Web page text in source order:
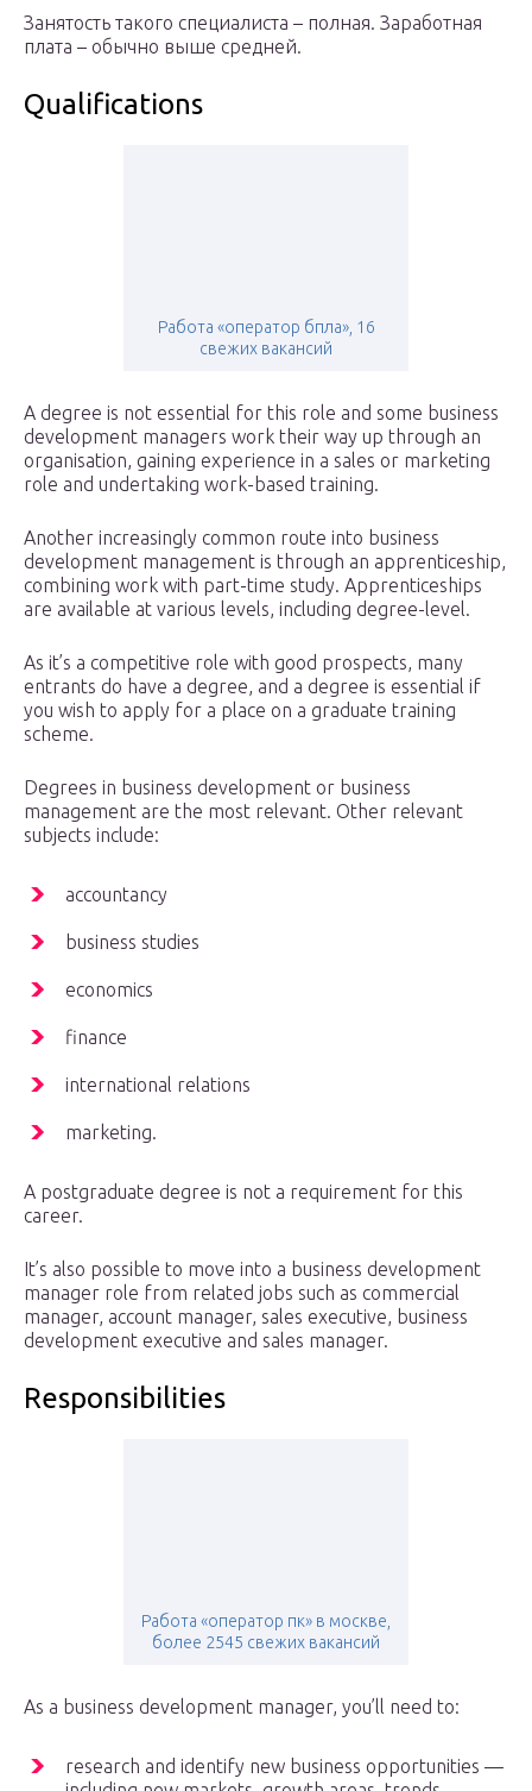
Занятость такого специалиста – полная. Заработная
плата – обычно выше средней.
Qualifications
Работа «оператор бпла», 16
свежих вакансий
A degree is not essential for this role and some business
development managers work their way up through an
organisation, gaining experience in a sales or marketing
role and undertaking work-based training.
Another increasingly common route into business
development management is through an apprenticeship,
combining work with part-time study. Apprenticeships
are available at various levels, including degree-level.
As it’s a competitive role with good prospects, many
entrants do have a degree, and a degree is essential if
you wish to apply for a place on a graduate training
scheme.
Degrees in business development or business
management are the most relevant. Other relevant
subjects include:
accountancy
business studies
economics
finance
international relations
marketing.
A postgraduate degree is not a requirement for this
career.
It’s also possible to move into a business development
manager role from related jobs such as commercial
manager, account manager, sales executive, business
development executive and sales manager.
Responsibilities
Работа «оператор пк» в москве,
более 2545 свежих вакансий
As a business development manager, you’ll need to:
research and identify new business opportunities —